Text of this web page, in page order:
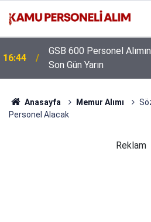
16:44
GSB 600 Personel
Son Gün Yarın
Anasayfa Memur Alımı
Personel Alacak
Reklam